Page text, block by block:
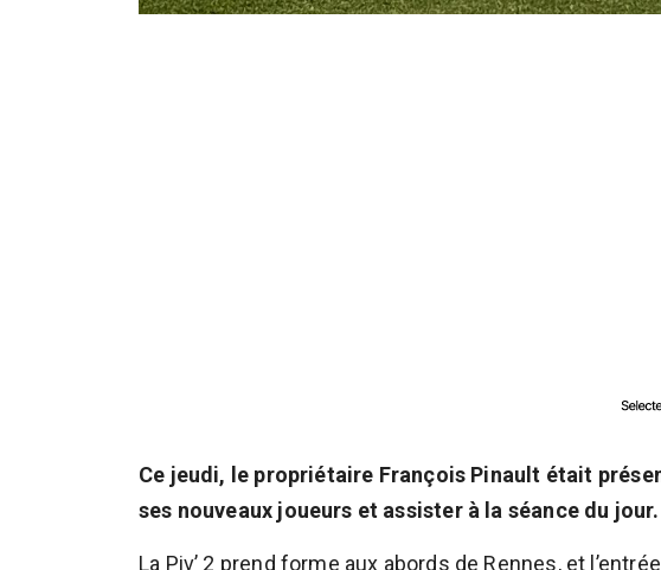
Ce jeudi, le propriétaire François Pinault était
ses nouveaux joueurs et assister à la séance du jour.
La Piv’ 2 prend forme aux abords de Rennes, et